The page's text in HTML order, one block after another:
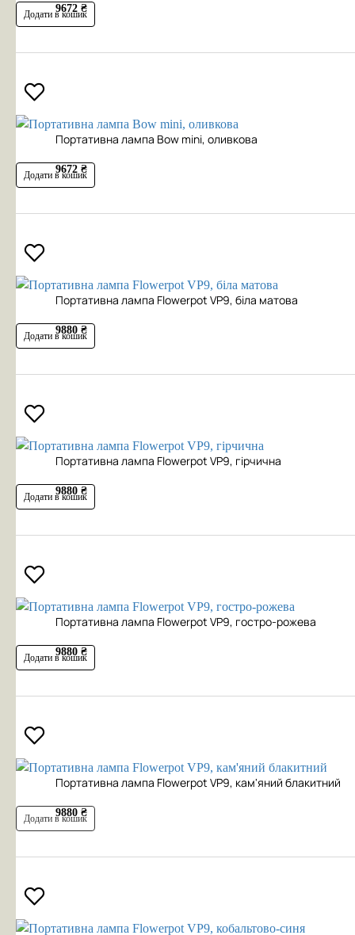
9672 ₴
Додати в кошик
Портативна лампа Bow mini, оливкова
9672 ₴
Додати в кошик
Портативна лампа Flowerpot VP9, біла матова
9880 ₴
Додати в кошик
Портативна лампа Flowerpot VP9, гірчична
9880 ₴
Додати в кошик
Портативна лампа Flowerpot VP9, гостро-рожева
9880 ₴
Додати в кошик
Портативна лампа Flowerpot VP9, кам'яний блакитний
9880 ₴
Додати в кошик